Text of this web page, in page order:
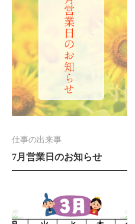
仕事の出来事
7月営業日のお知らせ